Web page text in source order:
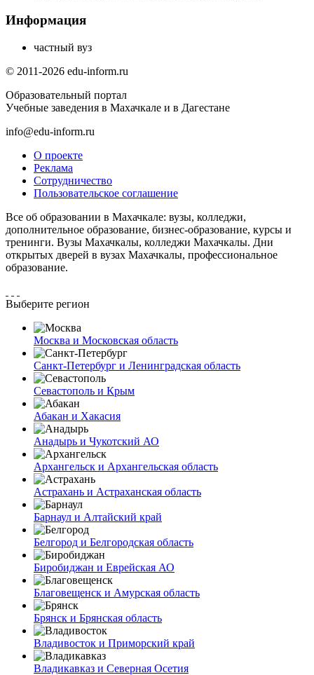
Информация
частный вуз
© 2011-2026 edu-inform.ru
Образовательный портал
Учебные заведения в Махачкале и в Дагестане
info@edu-inform.ru
О проекте
Реклама
Сотрудничество
Пользовательское соглашение
Все об образовании в Махачкале: вузы, колледжи,
дополнительное образование, бизнес-образование, курсы и
тренинги. Вузы Махачкалы, колледжи Махачкалы. Дни
открытых дверей в вузах Махачкалы, профессиональное
образование.
Выберите регион
Москва и Московская область
Санкт-Петербург и Ленинградская область
Севастополь и Крым
Абакан и Хакасия
Анадырь и Чукотский АО
Архангельск и Архангельская область
Астрахань и Астраханская область
Барнаул и Алтайский край
Белгород и Белгородская область
Биробиджан и Еврейская АО
Благовещенск и Амурская область
Брянск и Брянская область
Владивосток и Приморский край
Владикавказ и Северная Осетия